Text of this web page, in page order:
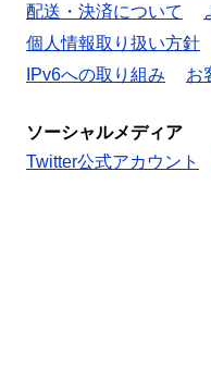
配送・決済について
個人情報取り扱い方針
IPv6への取り組み
お
ソーシャルメディア
Twitter公式アカウント